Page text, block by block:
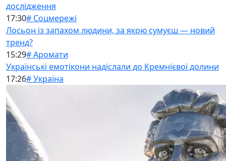
дослідження
17:30# Соцмережі
Лосьон із запахом людини, за якою сумуєш — новий
тренд?
15:29# Аромати
Українські емотікони надіслали до Кремнієвої долини
17:26# Україна